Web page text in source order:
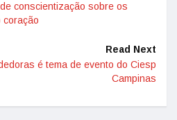
conscientização sobre os
coração
Read Next
é tema de evento do Ciesp
Campinas